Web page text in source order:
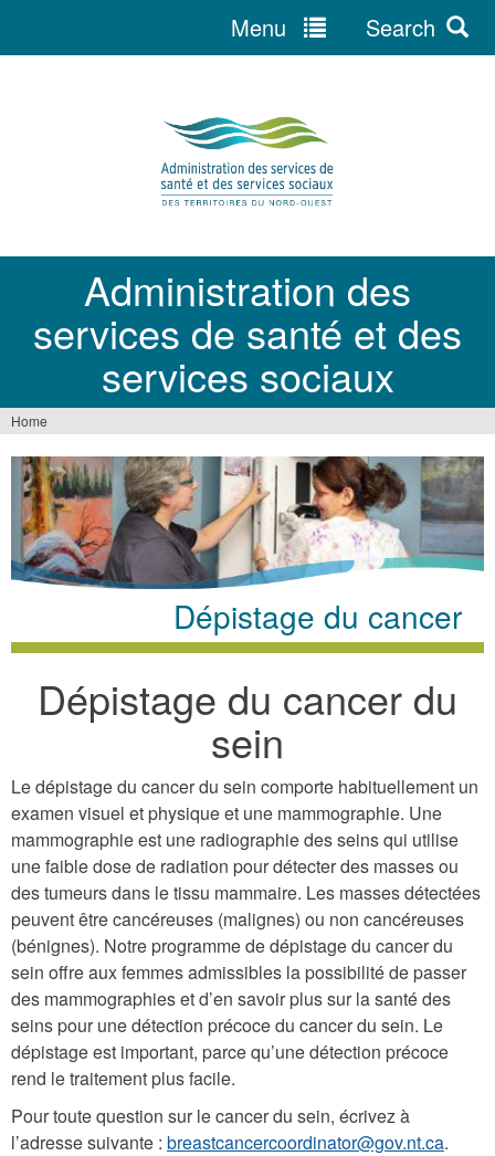
Administration des
services de santé et des
services sociaux
Menu Search
You
are
here
Home
Dépistage du cancer
Dépistage du cancer du
sein
Le dépistage du cancer du sein comporte habituellement un
examen visuel et physique et une mammographie. Une
mammographie est une radiographie des seins qui utilise
une faible dose de radiation pour détecter des masses ou
des tumeurs dans le tissu mammaire. Les masses détectées
peuvent être cancéreuses (malignes) ou non cancéreuses
(bénignes). Notre programme de dépistage du cancer du
sein offre aux femmes admissibles la possibilité de passer
des mammographies et d’en savoir plus sur la santé des
seins pour une détection précoce du cancer du sein. Le
dépistage est important, parce qu’une détection précoce
rend le traitement plus facile.
Pour toute question sur le cancer du sein, écrivez à
l’adresse suivante : breastcancercoordinator@gov.nt.ca.